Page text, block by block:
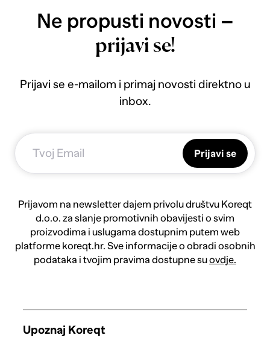
Ne propusti novosti –
prijavi se!
Prijavi se e-mailom i primaj novosti direktno u
inbox.
Prijavi se
Prijavom na newsletter dajem privolu društvu Koreqt
d.o.o. za slanje promotivnih obavijesti o svim
proizvodima i uslugama dostupnim putem web
platforme koreqt.hr. Sve informacije o obradi osobnih
podataka i tvojim pravima dostupne suovdje.
Upoznaj Koreqt